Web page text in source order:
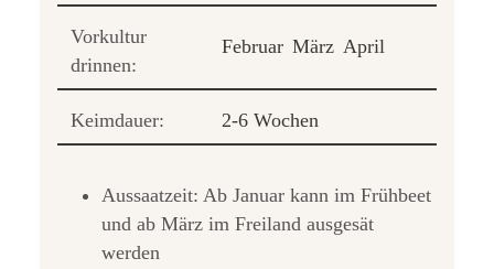
Vorkultur
drinnen:
Februar März April
Keimdauer: 2-6 Wochen
Aussaatzeit: Ab Januar kann im Frühbeet
und ab März im Freiland ausgesät
werden